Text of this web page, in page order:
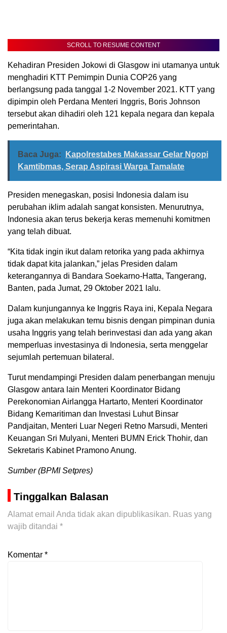
SCROLL TO RESUME CONTENT
Kehadiran Presiden Jokowi di Glasgow ini utamanya untuk
menghadiri KTT Pemimpin Dunia COP26 yang
berlangsung pada tanggal 1-2 November 2021. KTT yang
dipimpin oleh Perdana Menteri Inggris, Boris Johnson
tersebut akan dihadiri oleh 121 kepala negara dan kepala
pemerintahan.
Baca Juga:
Kapolrestabes Makassar Gelar Ngopi
Kamtibmas, Serap Aspirasi Warga Tamalate
Presiden menegaskan, posisi Indonesia dalam isu
perubahan iklim adalah sangat konsisten. Menurutnya,
Indonesia akan terus bekerja keras memenuhi komitmen
yang telah dibuat.
“Kita tidak ingin ikut dalam retorika yang pada akhirnya
tidak dapat kita jalankan,” jelas Presiden dalam
keterangannya di Bandara Soekarno-Hatta, Tangerang,
Banten, pada Jumat, 29 Oktober 2021 lalu.
Dalam kunjungannya ke Inggris Raya ini, Kepala Negara
juga akan melakukan temu bisnis dengan pimpinan dunia
usaha Inggris yang telah berinvestasi dan ada yang akan
memperluas investasinya di Indonesia, serta menggelar
sejumlah pertemuan bilateral.
Turut mendampingi Presiden dalam penerbangan menuju
Glasgow antara lain Menteri Koordinator Bidang
Perekonomian Airlangga Hartarto, Menteri Koordinator
Bidang Kemaritiman dan Investasi Luhut Binsar
Pandjaitan, Menteri Luar Negeri Retno Marsudi, Menteri
Keuangan Sri Mulyani, Menteri BUMN Erick Thohir, dan
Sekretaris Kabinet Pramono Anung.
Sumber (BPMI Setpres)
Tinggalkan Balasan
Alamat email Anda tidak akan dipublikasikan. Ruas yang
wajib ditandai *
Komentar *